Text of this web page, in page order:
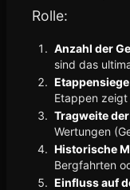
Rolle:
Anzahl der
sind das
Etappensiege
Etappen
Tragweite
Wertungen
Historische
Bergfahrten
Einfluss auf